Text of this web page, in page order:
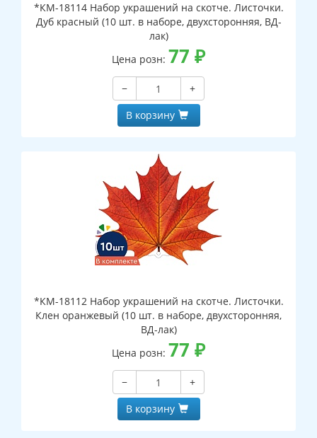
*КМ-18114 Набор украшений на скотче. Листочки.
Дуб красный (10 шт. в наборе, двухсторонняя, ВД-
лак)
Цена розн: 77 ₽
−
+
В корзину
*КМ-18112 Набор украшений на скотче. Листочки.
Клен оранжевый (10 шт. в наборе, двухсторонняя,
ВД-лак)
Цена розн: 77 ₽
−
+
В корзину